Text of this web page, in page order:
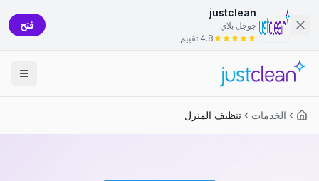
justclean
جوجل بلاي
4.8 تقييم
فتح
الخدمات تنظيف المنزل